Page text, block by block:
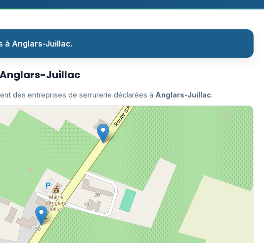
à Anglars-Juillac.
Juillac
des entreprises de serrurerie déclarées à Anglars-Juillac.